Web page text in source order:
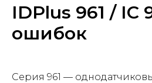
IDPlus 961 / IC
ошибок
Серия 961 —